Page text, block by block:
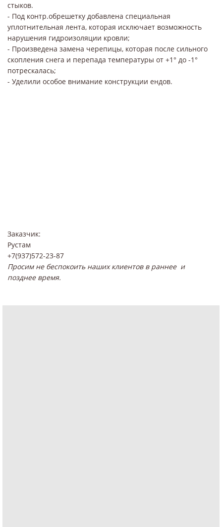
стыков.
- Под контр.обрешетку добавлена специальная
уплотнительная лента, которая исключает возможность
нарушения гидроизоляции кровли;
- Произведена замена черепицы, которая после сильного
скопления снега и перепада температуры от +1° до -1°
потрескалась;
- Уделили особое внимание конструкции ендов.
Заказчик:
Рустам
+7(937)572-23-87
Просим не беспокоить наших клиентов в раннее и
позднее время.